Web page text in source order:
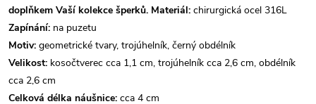
doplňkem Vaší kolekce šperků. Materiál: chirurgická ocel 316L
Zapínání: na puzetu
Motiv: geometrické tvary, trojúhelník, černý obdélník
Velikost: kosočtverec cca 1,1 cm, trojúhelník cca 2,6 cm, obdélník
cca 2,6 cm
Celková délka náušnice: cca 4 cm